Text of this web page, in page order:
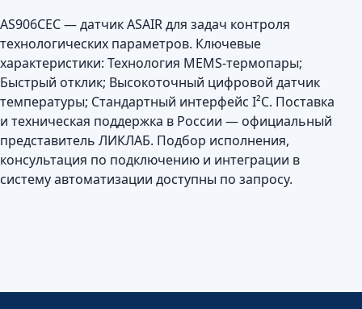
AS906CEC — датчик ASAIR для задач контроля
технологических параметров. Ключевые
характеристики: Технология MEMS-термопары;
Быстрый отклик; Высокоточный цифровой датчик
температуры; Стандартный интерфейс I²C. Поставка
и техническая поддержка в России — официальный
представитель ЛИКЛАБ. Подбор исполнения,
консультация по подключению и интеграции в
систему автоматизации доступны по запросу.